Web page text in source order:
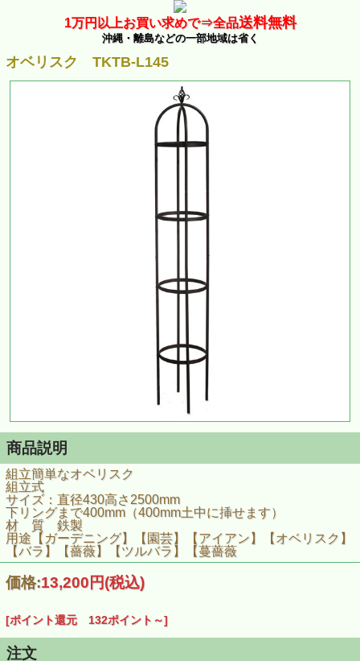
1万円以上お買い求めで⇒全品送料無料
沖縄・離島などの一部地域は省く
オベリスク TKTB-L145
商品説明
組立簡単なオベリスク
組立式
サイズ：直径430高さ2500mm
下リングまで400mm（400mm土中に挿せます）
材 質 鉄製
用途【ガーデニング】【園芸】【アイアン】【オベリスク】
【バラ】【薔薇】【ツルバラ】【蔓薔薇
価格:13,200円(税込)
[ポイント還元 132ポイント～]
注文